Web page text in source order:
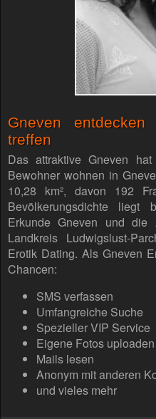
Gneven
treffen
Das attraktive Gneven
Bewohner wohnen in
10,28 km², davon 192
Bevölkerungsdichte
Erkunde Gneven und die
Landkreis Ludwigslust-
Erotik Dating. Als Gneven
Chancen:
SMS verfassen
Umfangreiche Suche
Spezieller VIP Service
Eigene Fotos uploaden
Mails lesen
Anonym mit anderen
und vieles mehr